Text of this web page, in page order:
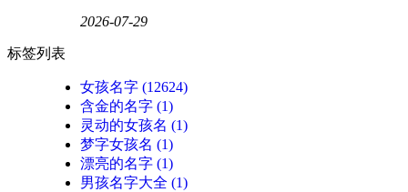
2026-07-29
标签列表
女孩名字 (12624)
含金的名字 (1)
灵动的女孩名 (1)
梦字女孩名 (1)
漂亮的名字 (1)
男孩名字大全 (1)